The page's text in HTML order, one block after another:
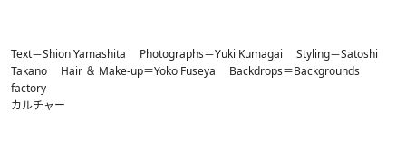
Text＝Shion Yamashita Photographs＝Yuki Kumagai Styling＝Satoshi
Takano Hair ＆ Make-up＝Yoko Fuseya Backdrops＝Backgrounds
factory
カルチャー